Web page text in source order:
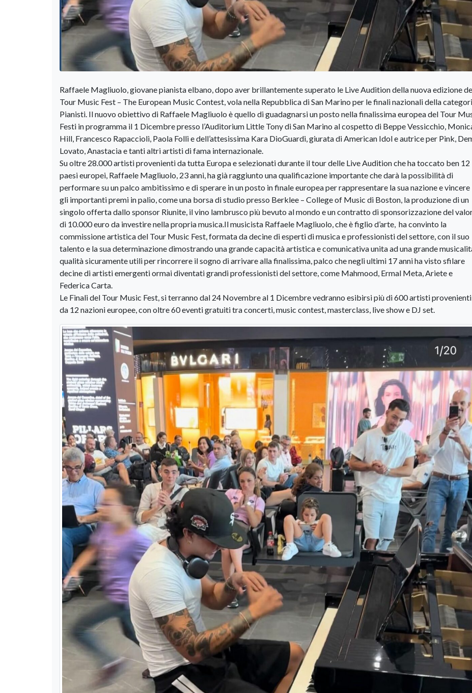
Raffaele Magliuolo, giovane pianista elbano, dopo aver brillantemente superato le Live Audition della nuova edizione
Tour Music Fest – The European Music Contest, vola nella Repubblica di San Marino per le finali nazionali della
Pianisti. Il nuovo obiettivo di Raffaele Magliuolo è quello di guadagnarsi un posto nella finalissima europea del Tour
Festi in programma il 1 Dicembre presso l’Auditorium Little Tony di San Marino al cospetto di Beppe Vessicchio,
Hill, Francesco Rapaccioli, Paola Folli e dell’attesissima Kara DioGuardi, giurata di American Idol e autrice per Pink,
Lovato, Anastacia e tanti altri artisti di fama internazionale.
Su oltre 28.000 artisti provenienti da tutta Europa e selezionati durante il tour delle Live Audition che ha toccato ben 12
paesi europei, Raffaele Magliuolo, 23 anni, ha già raggiunto una qualificazione importante che darà la possibilità di
performare su un palco ambitissimo e di sperare in un posto in finale europea per rappresentare la sua nazione e vincere
gli importanti premi in palio, come una borsa di studio presso Berklee – College of Music di Boston, la produzione di un
singolo offerta dallo sponsor Riunite, il vino lambrusco più bevuto al mondo e un contratto di sponsorizzazione del
di 10.000 euro da investire nella propria musica.Il musicista Raffaele Magliuolo, che è figlio d’arte, ha convinto la
commissione artistica del Tour Music Fest, formata da decine di esperti di musica e professionisti del settore, con il suo
talento e la sua determinazione dimostrando una grande capacità artistica e comunicativa unita ad una grande
qualità sicuramente utili per rincorrere il sogno di arrivare alla finalissima, palco che negli ultimi 17 anni ha visto sfilare
decine di artisti emergenti ormai diventati grandi professionisti del settore, come Mahmood, Ermal Meta, Ariete e
Federica Carta.
Le Finali del Tour Music Fest, si terranno dal 24 Novembre al 1 Dicembre vedranno esibirsi più di 600 artisti provenienti
da 12 nazioni europee, con oltre 60 eventi gratuiti tra concerti, music contest, masterclass, live show e DJ set.